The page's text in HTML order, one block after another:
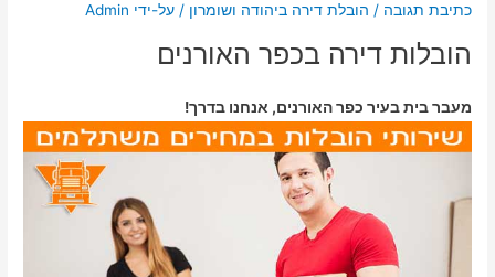
כתיבת תגובה / הובלת דירה ביהודה ושומרון / על-ידי Admin
הובלות דירה בכפר האורנים
מעבר בית בעיר כפר האורנים, אנחנו בדרך!